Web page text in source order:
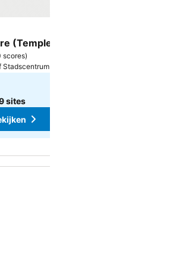
(Temple Bar)
scores)
Stadscentrum
sites